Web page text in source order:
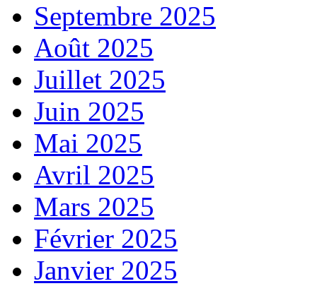
Septembre 2025
Août 2025
Juillet 2025
Juin 2025
Mai 2025
Avril 2025
Mars 2025
Février 2025
Janvier 2025